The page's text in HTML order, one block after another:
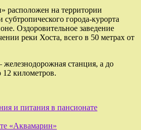
расположен на территории
города-курорта
Оздоровительное заведение
реки Хоста, всего в 50 метрах от
станция, а до
12 километров.
и питания в пансионате
«Аквамарин»